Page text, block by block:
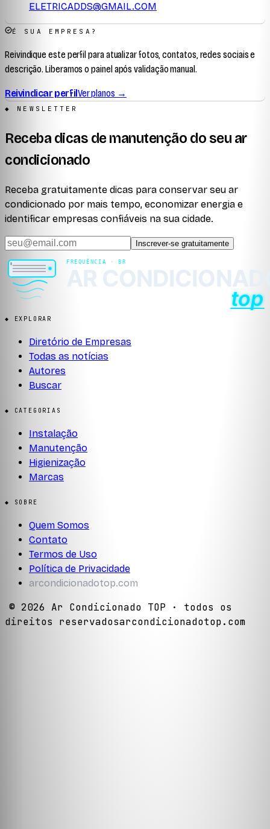
ELETRICADDS@GMAIL.COM
É SUA EMPRESA?
Reivindique este perfil para atualizar fotos, contatos, redes sociais e
descrição. Liberamos o painel após validação manual.
Reivindicar perfilVer planos →
◆ NEWSLETTER
Receba dicas de manutenção do seu ar
condicionado
Receba gratuitamente dicas para conservar seu ar
condicionado por mais tempo, economizar energia e
identificar empresas confiáveis na sua cidade.
Inscrever-se gratuitamente
◆ EXPLORAR
Diretório de Empresas
Todas as notícias
Autores
Buscar
◆ CATEGORIAS
Instalação
Manutenção
Higienização
Marcas
◆ SOBRE
Quem Somos
Contato
Termos de Uso
Política de Privacidade
arcondicionadotop.com
© 2026 Ar Condicionado TOP · todos os
direitos reservadosarcondicionadotop.com